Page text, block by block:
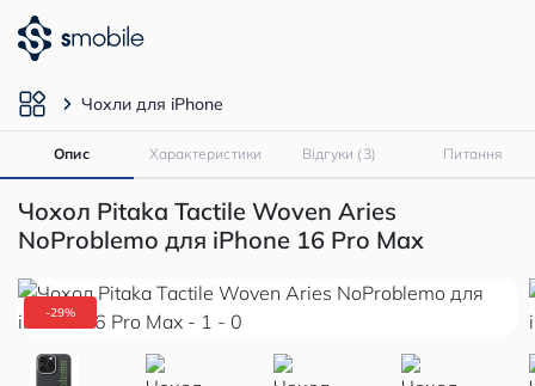
Чохли для iPhone
Опис Характеристики Відгуки (3) Питання
Чохол Pitaka Tactile Woven Aries
NoProblemo для iPhone 16 Pro Max
-29%